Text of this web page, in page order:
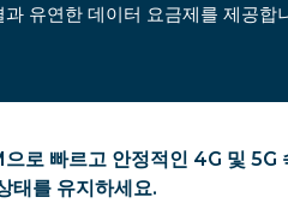
유연한 데이터 요금제를 제공
로 빠르고 안정적인 4G 및 5G
태를 유지하세요.